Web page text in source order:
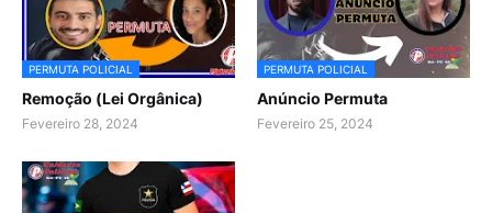
PERMUTA POLICIAL
Remoção (Lei Orgânica)
Fevereiro 28, 2024
PERMUTA POLICIAL
Anúncio Permuta
Fevereiro 25, 2024